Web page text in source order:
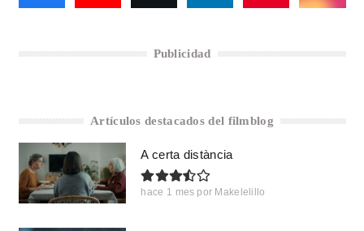
Publicidad
Artículos destacados del filmblog
A certa distància
hace 1 mes por Makelelillo